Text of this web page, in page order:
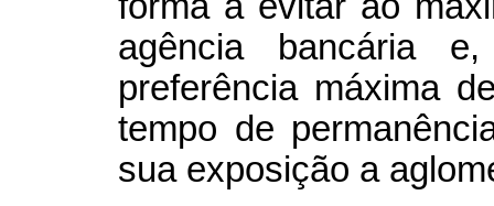
agência bancária
preferência máxima
tempo de
sua exposição a